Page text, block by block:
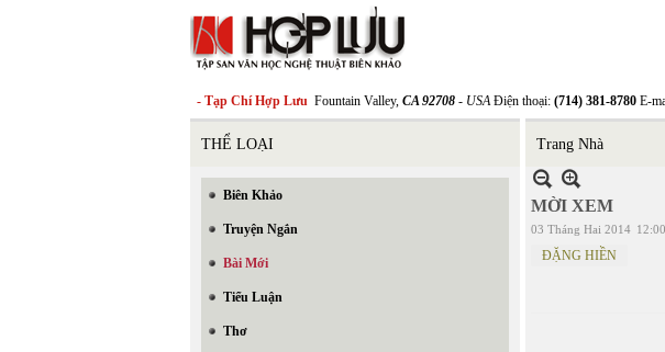
- Tạp Chí Hợp Lưu Fountain Valley, CA 92708 - USAĐiện thoại: (714) 381-8780 E-
THỂ LOẠI
Biên Khảo
Truyện Ngắn
Bài Mới
Tiểu Luận
Thơ
Trang Nhà
MỜI XEM
03 Tháng Hai 2014
ĐẶNG HIỀN